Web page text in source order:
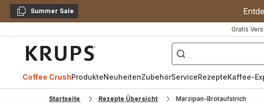
KopierenSummer Sale
Gratis
Coffee CrushProdukteNeuheitenZubehörServiceRezepteKaffee-
Startseite Rezepte Übersicht Marzipan-Brotaufstrich